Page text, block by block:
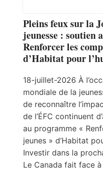
Pleins feux sur la
jeunesse : soutien
Renforcer les
d’Habitat pour
18-juillet-2026 À
mondiale de la
de reconnaître
de l’ÉFC continuent
au programme «
jeunes » d’Habitat
Investir dans la
Le Canada fait face